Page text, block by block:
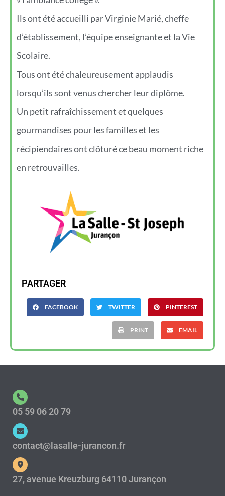
Ils ont été accueilli par Virginie Marié, cheffe
d’établissement, l’équipe enseignante et la Vie
Scolaire.
Tous ont été chaleureusement applaudis
lorsqu’ils sont venus chercher leur diplôme.
Un petit rafraîchissement et quelques
gourmandises pour les familles et les
récipiendaires ont clôturé ce beau moment riche
en retrouvailles.
PARTAGER
FACEBOOK TWITTER PINTEREST
PRINT EMAIL
05 59 06 20 79
contact@lasalle-jurancon.fr
27, avenue Kreuzburg 64110 Jurançon